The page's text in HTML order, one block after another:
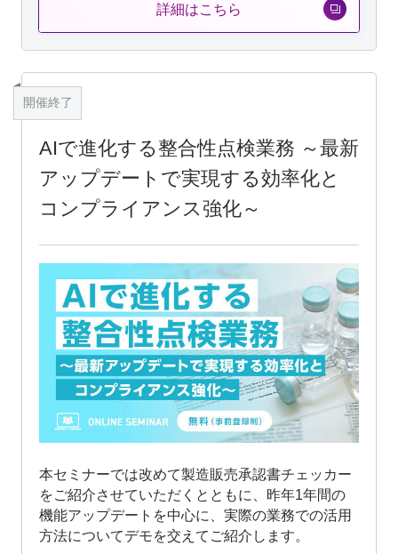
詳細はこちら
開催終了
AIで進化する整合性点検業務 ～最新
アップデートで実現する効率化と
コンプライアンス強化～
本セミナーでは改めて製造販売承認書チェッカー
をご紹介させていただくとともに、昨年1年間の
機能アップデートを中心に、実際の業務での活用
方法についてデモを交えてご紹介します。